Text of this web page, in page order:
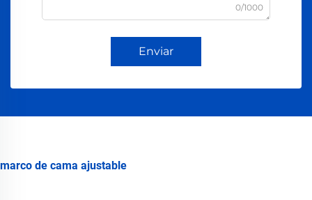
0/1000
Enviar
marco de cama ajustable